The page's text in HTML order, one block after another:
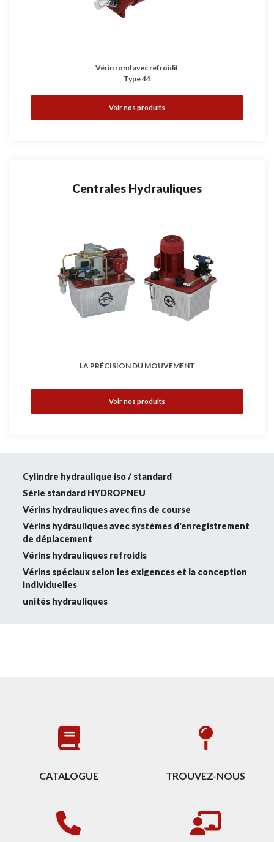
Vérin rond avec refroidit
Type 44
Voir nos produits
Centrales Hydrauliques
LA PRÉCISION DU MOUVEMENT
Voir nos produits
Cylindre hydraulique iso / standard
Série standard HYDROPNEU
Vérins hydrauliques avec fins de course
Vérins hydrauliques avec systèmes d'enregistrement
de déplacement
Vérins hydrauliques refroidis
Vérins spéciaux selon les exigences et la conception
individuelles
unités hydrauliques
CATALOGUE TROUVEZ-NOUS